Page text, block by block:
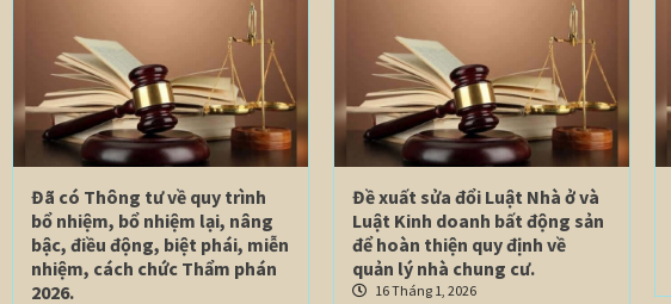
Đã có Thông tư về quy trình
bổ nhiệm, bổ nhiệm lại, nâng
bậc, điều động, biệt phái, miễn
nhiệm, cách chức Thẩm phán
2026.
Đề xuất sửa đổi Luật Nhà ở và
Luật Kinh doanh bất động sản
để hoàn thiện quy định về
quản lý nhà chung cư.
16 Tháng 1, 2026